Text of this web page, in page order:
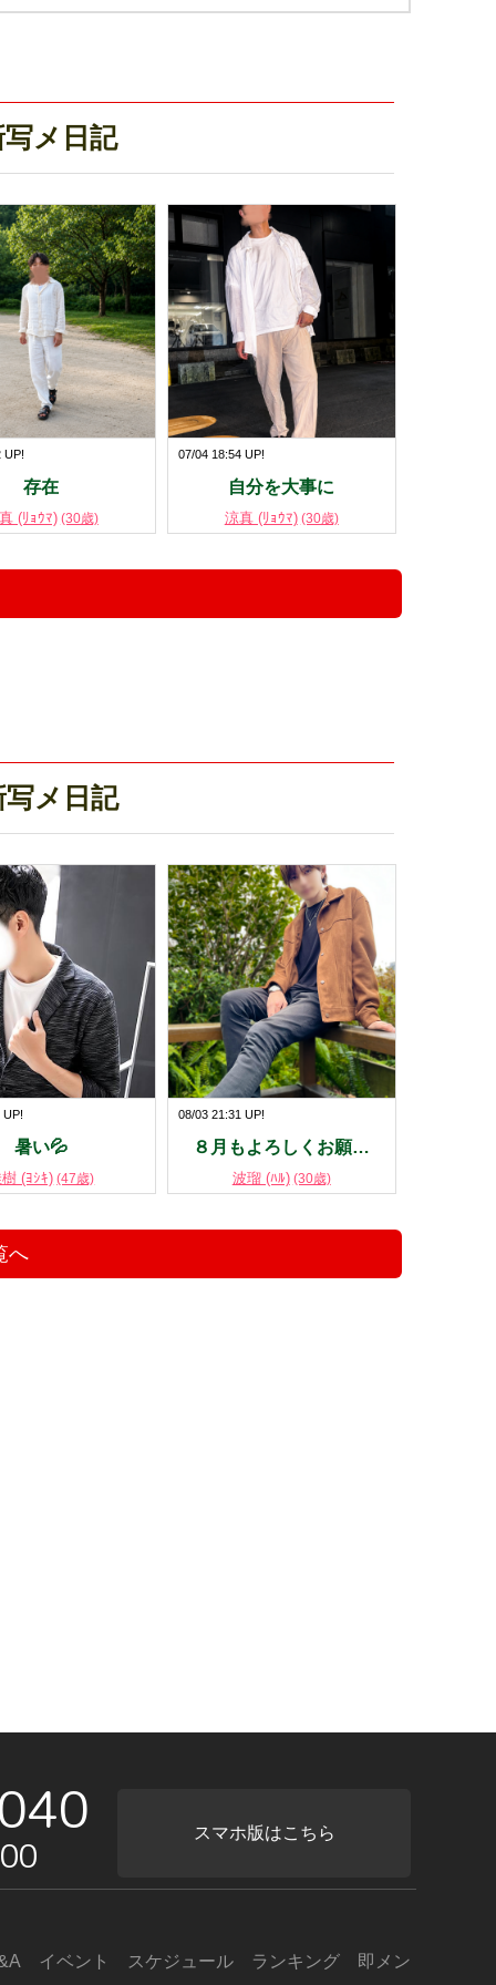
メ日記
UP!
存在
(ﾘｮｳﾏ) (30歳)
07/04 18:54 UP!
自分を大事に
涼真 (ﾘｮｳﾏ) (30歳)
メ日記
UP!
暑い💦
(ﾖｼｷ) (47歳)
08/03 21:31 UP!
８月もよろしくお願…
波瑠 (ﾊﾙ) (30歳)
へ
スマホ版はこちら
イベント スケジュール ランキング 即メン